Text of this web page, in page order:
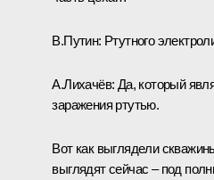
В.Путин: Ртутного
А.Лихачёв: Да, который
заражения ртутью.
Вот как выглядели
выглядят сейчас – под